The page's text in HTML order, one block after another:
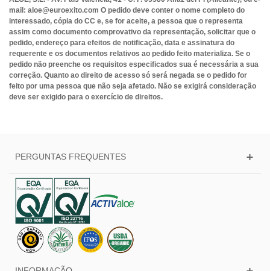
mail: aloe@euroexito.com O pedido deve conter o nome completo do
interessado, cópia do CC e, se for aceite, a pessoa que o representa
assim como documento comprovativo da representação, solicitar que o
pedido, endereço para efeitos de notificação, data e assinatura do
requerente e os documentos relativos ao pedido feito materializa. Se o
pedido não preenche os requisitos especificados sua é necessária a sua
correção. Quanto ao direito de acesso só será negada se o pedido for
feito por uma pessoa que não seja afetado. Não se exigirá consideração
deve ser exigido para o exercício de direitos.
PERGUNTAS FREQUENTES